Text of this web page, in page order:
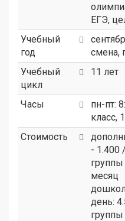
ЕГЭ,
Учебный
год
смена,
Учебный
цикл
11 лет
Часы
пн-пт:
класс,
Стоимость
- 1.400
группы
месяц
день: